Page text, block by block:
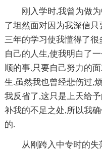
刚入学时,我曾为做
了坦然面对因为我深信
三年的学习使我懂得了
自己的人生,使我明白了
顺的事.只要自己努力的
生.虽然我也曾经悲伤过,
我反省了,这只是上天给
补我的不足之处,所以我
的.
从刚跨入中专时的